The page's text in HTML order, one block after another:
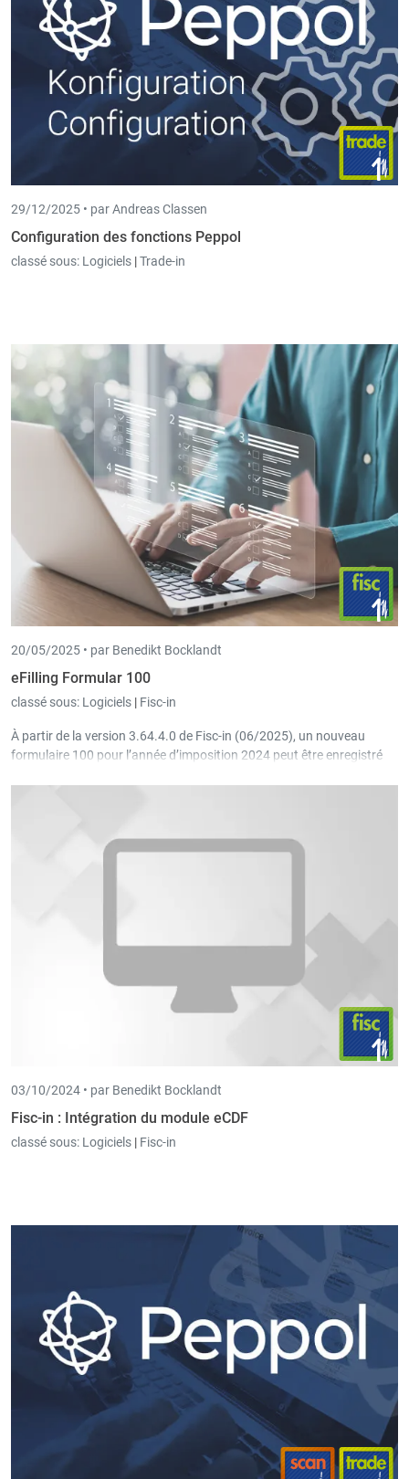
29/12/2025 • par Andreas Classen
Configuration des fonctions Peppol
classé sous: Logiciels |Trade-in
20/05/2025 • par Benedikt Bocklandt
eFilling Formular 100
classé sous: Logiciels | Fisc-in
À partir de la version 3.64.4.0 de Fisc-in (06/2025), un nouveau
formulaire 100 pour l’année d’imposition 2024 peut être enregistré
03/10/2024 • par Benedikt Bocklandt
Fisc-in : Intégration du module eCDF
classé sous: Logiciels | Fisc-in